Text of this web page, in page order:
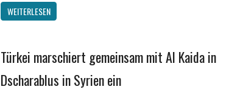
WEITERLESEN
Gesellschaft
Medien
Türkei marschiert gemeinsam mit Al Kaida in
Dscharablus in Syrien ein